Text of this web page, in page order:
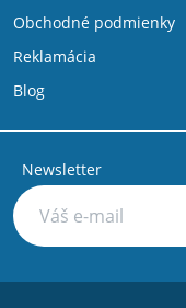
Obchodné podmienky
Reklamácia
Blog
Newsletter